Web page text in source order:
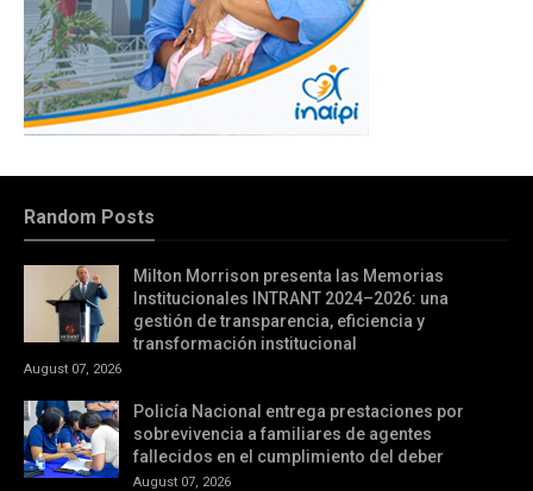
Random Posts
Milton Morrison presenta las Memorias
Institucionales INTRANT 2024–2026: una
gestión de transparencia, eficiencia y
transformación institucional
August 07, 2026
Policía Nacional entrega prestaciones por
sobrevivencia a familiares de agentes
fallecidos en el cumplimiento del deber
August 07, 2026